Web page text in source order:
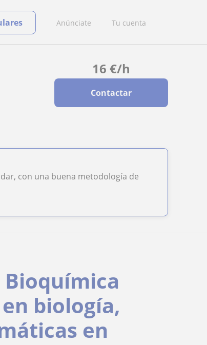
Anúnciate Tu cuenta
16 €/h
Contactar
con una buena metodología de
biología,
en